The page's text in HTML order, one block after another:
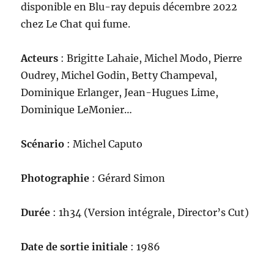
disponible en Blu-ray depuis décembre 2022
chez Le Chat qui fume.
Acteurs : Brigitte Lahaie, Michel Modo, Pierre
Oudrey, Michel Godin, Betty Champeval,
Dominique Erlanger, Jean-Hugues Lime,
Dominique LeMonier…
Scénario : Michel Caputo
Photographie : Gérard Simon
Durée : 1h34 (Version intégrale, Director’s Cut)
Date de sortie initiale : 1986